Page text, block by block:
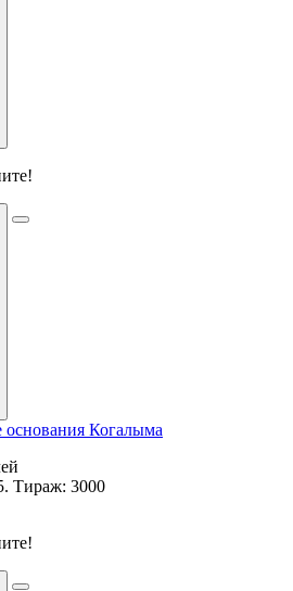
основания Когалыма
Тираж: 3000